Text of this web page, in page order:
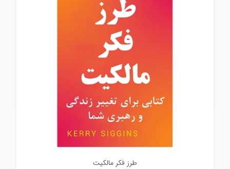
طرز فکر مالکیت